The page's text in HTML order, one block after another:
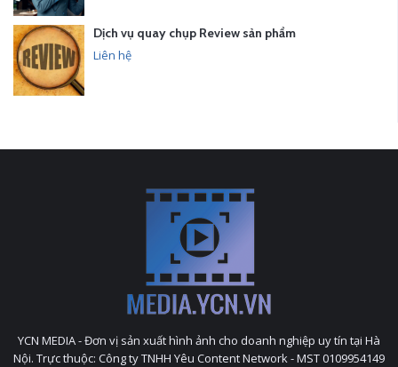
Dịch vụ quay chụp Review sản phẩm
Liên hệ
YCN MEDIA - Đơn vị sản xuất hình ảnh cho doanh nghiệp uy tín tại Hà
Nội. Trực thuộc: Công ty TNHH Yêu Content Network - MST 0109954149